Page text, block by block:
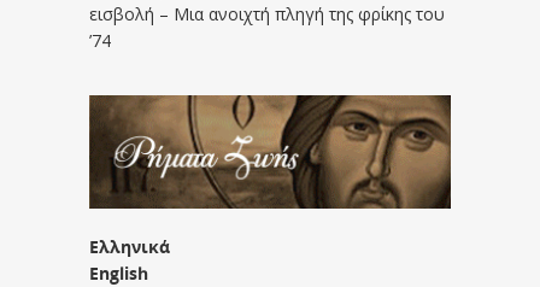
εισβολή – Μια ανοιχτή πληγή της φρίκης του
’74
Ελληνικά
English